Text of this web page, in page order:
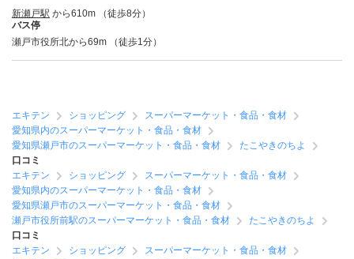
新瀬戸駅 から610m （徒歩8分）
バス停
瀬戸市役所北から69m （徒歩1分）
エキテン ショッピング
スーパーマーケット・食品・食材
愛知県内のスーパーマーケット・食品・食材
愛知県瀬戸市のスーパーマーケット・食品・食材
たこやきのちよ
口コミ
エキテン
ショッピング
スーパーマーケット・食品・食材
愛知県内のスーパーマーケット・食品・食材
愛知県瀬戸市のスーパーマーケット・食品・食材
瀬戸市役所前駅のスーパーマーケット・食品・食材
たこやきのちよ
口コミ
エキテン
ショッピング
スーパーマーケット・食品・食材